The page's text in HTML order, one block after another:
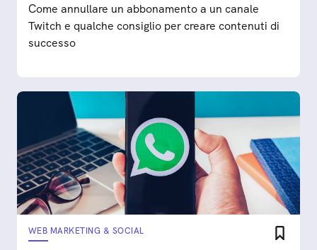
Come annullare un abbonamento a un canale
Twitch e qualche consiglio per creare contenuti di
successo
WEB MARKETING & SOCIAL